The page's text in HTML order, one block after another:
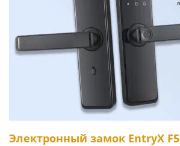
Электронный замок EntryX F5